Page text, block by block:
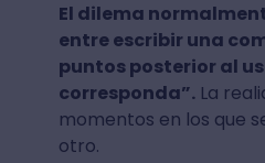
El dilema
entre escribir una
puntos posterior al
corresponda”.La
momentos en los que
otro.